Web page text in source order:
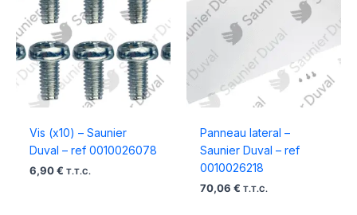
Vis (x10) – Saunier
Duval – ref 0010026078
6,90 € T.T.C.
Panneau lateral –
Saunier Duval – ref
0010026218
70,06 € T.T.C.